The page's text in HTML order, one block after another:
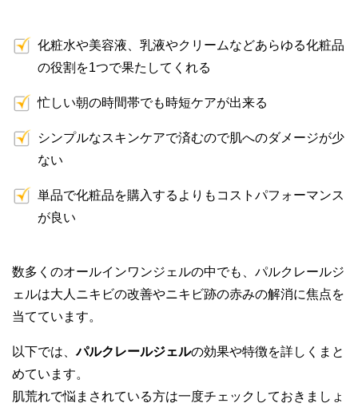
化粧水や美容液、乳液やクリームなどあらゆる化粧品
の役割を1つで果たしてくれる
忙しい朝の時間帯でも時短ケアが出来る
シンプルなスキンケアで済むので肌へのダメージが少
ない
単品で化粧品を購入するよりもコストパフォーマンス
が良い
数多くのオールインワンジェルの中でも、パルクレールジ
ェルは大人ニキビの改善やニキビ跡の赤みの解消に焦点を
当てています。
以下では、パルクレールジェルの効果や特徴を詳しくまと
めています。
肌荒れで悩まされている方は一度チェックしておきましょ